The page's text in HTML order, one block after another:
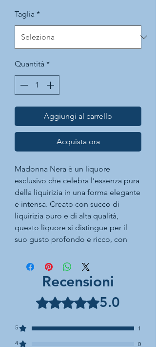
Taglia *
Quantità *
Aggiungi al carrello
Acquista ora
Madonna Nera è un liquore
esclusivo che celebra l'essenza pura
della liquirizia in una forma elegante
e intensa. Creato con succo di
liquirizia puro e di alta qualità,
questo liquore si distingue per il
suo gusto profondo e ricco, con
leggermente dolce. Il suo colore
intenso e scuro riflette la purezza e
la concentrazione del suo
ingrediente principale. Madonna
Nera è l'ideale per gli appassionati
liscio come digestivo o per
aggiungere un tocco unico e
Recensioni
Valutazione 5 stelle su 5.
5.0
5
1
4
0